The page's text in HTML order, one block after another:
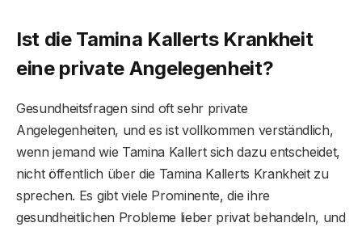
Ist die Tamina Kallerts Krankheit
eine private Angelegenheit?
Gesundheitsfragen sind oft sehr private
Angelegenheiten, und es ist vollkommen verständlich,
wenn jemand wie Tamina Kallert sich dazu entscheidet,
nicht öffentlich über die Tamina Kallerts Krankheit zu
sprechen. Es gibt viele Prominente, die ihre
gesundheitlichen Probleme lieber privat behandeln, und